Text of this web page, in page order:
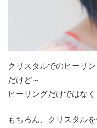
クリスタルでのヒーリ
だけど～
ヒーリングだけではな
もちろん、クリスタル